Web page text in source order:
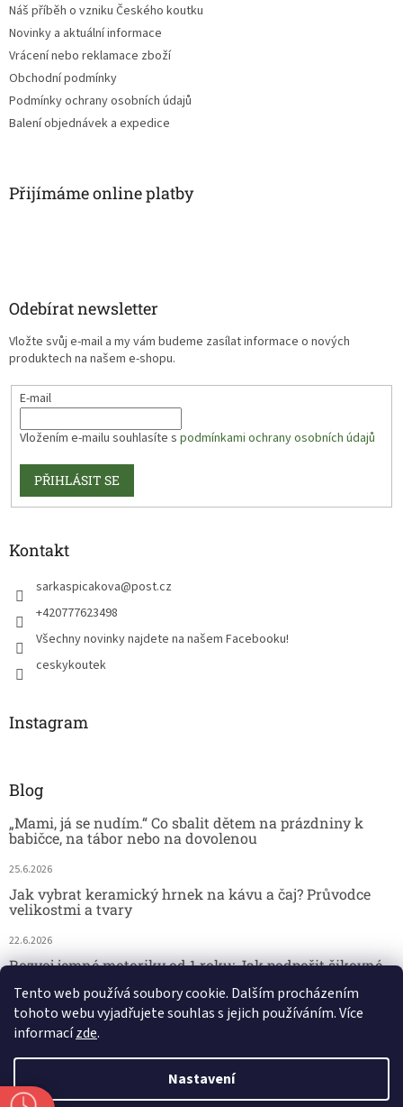
Tento web používá soubory cookie. Dalším procházením
tohoto webu vyjadřujete souhlas s jejich používáním. Více
informacízde.
Nastavení
Náš příběh o vzniku Českého koutku
Novinky a aktuální informace
Vrácení nebo reklamace zboží
Obchodní podmínky
Podmínky ochrany osobních údajů
Balení objednávek a expedice
Přijímáme online platby
Odebírat newsletter
Vložte svůj e-mail a my vám budeme zasílat informace o nových
produktech na našem e-shopu.
E-mail
Vložením e-mailu souhlasíte s podmínkami ochrany osobních údajů
PŘIHLÁSIT SE
Kontakt
sarkaspicakova@post.cz
+420777623498
Všechny novinky najdete na našem Facebooku!
ceskykoutek
Instagram
Blog
„Mami, já se nudím.“ Co sbalit dětem na prázdniny k
babičce, na tábor nebo na dovolenou
25.6.2026
Jak vybrat keramický hrnek na kávu a čaj? Průvodce
velikostmi a tvary
22.6.2026
Rozvoj jemné motoriky od 1 roku: Jak podpořit šikovné
18.6.2026
Vytvořil Shoptet